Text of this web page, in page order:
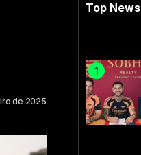
de 2025
Top News